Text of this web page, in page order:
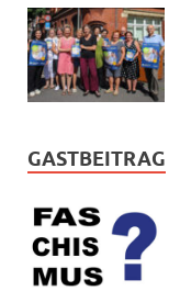
GASTBEITRAG